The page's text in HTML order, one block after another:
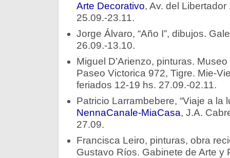
Arte Decorativo, Av. del
25.09.-23.11.
Jorge Álvaro, “Año I”, dibujos.
26.09.-13.10.
Miguel D’Arienzo, pinturas.
Paseo Victorica 972, Tigre. Mie-
feriados 12-19 hs. 27.09.-02.11.
Patricio Larrambebere, “Viaje a la
NennaCanale-MiaCasa, J.A.
27.09.
Francisca Leiro, pinturas, obra
Gustavo Ríos. Gabinete de Arte y